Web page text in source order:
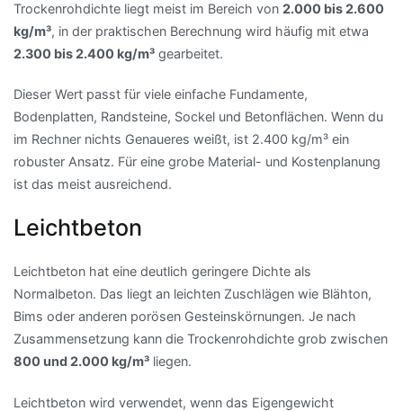
Trockenrohdichte liegt meist im Bereich von 2.000 bis 2.600
kg/m³, in der praktischen Berechnung wird häufig mit etwa
2.300 bis 2.400 kg/m³ gearbeitet.
Dieser Wert passt für viele einfache Fundamente,
Bodenplatten, Randsteine, Sockel und Betonflächen. Wenn du
im Rechner nichts Genaueres weißt, ist 2.400 kg/m³ ein
robuster Ansatz. Für eine grobe Material- und Kostenplanung
ist das meist ausreichend.
Leichtbeton
Leichtbeton hat eine deutlich geringere Dichte als
Normalbeton. Das liegt an leichten Zuschlägen wie Blähton,
Bims oder anderen porösen Gesteinskörnungen. Je nach
Zusammensetzung kann die Trockenrohdichte grob zwischen
800 und 2.000 kg/m³ liegen.
Leichtbeton wird verwendet, wenn das Eigengewicht